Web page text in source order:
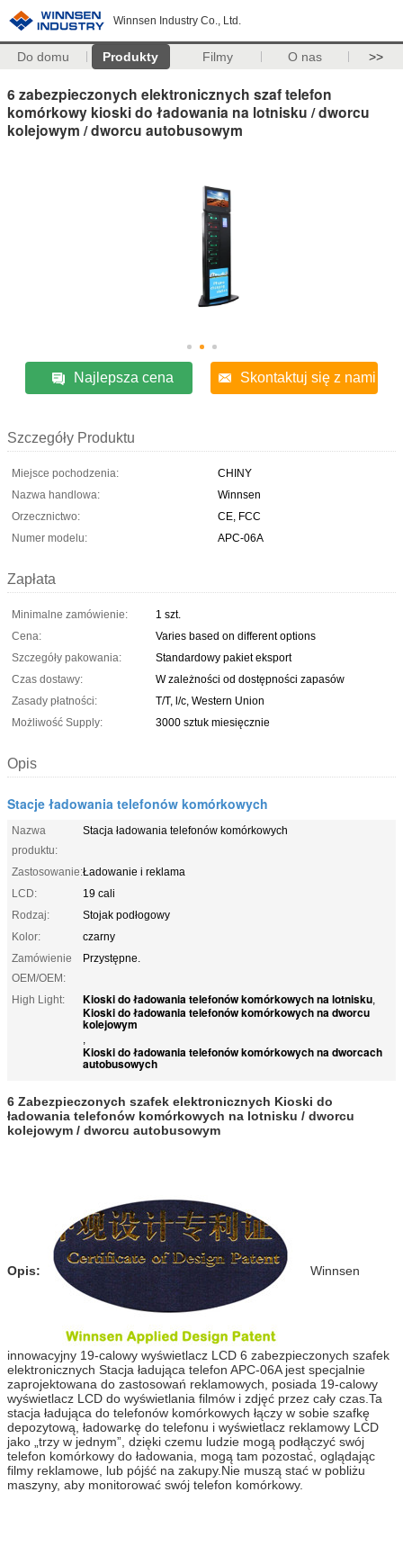
Winnsen Industry Co., Ltd.
Do domu Produkty Filmy O nas >>
6 zabezpieczonych elektronicznych szaf telefon
komórkowy kioski do ładowania na lotnisku / dworcu
kolejowym / dworcu autobusowym
Najlepsza cena Skontaktuj się z nami
Szczegóły Produktu
Miejsce pochodzenia:
CHINY
Nazwa handlowa:
Winnsen
Orzecznictwo:
CE, FCC
Numer modelu:
APC-06A
Zapłata
Minimalne zamówienie:
1 szt.
Cena:
Varies based on different options
Szczegóły pakowania:
Standardowy pakiet eksport
Czas dostawy:
W zależności od dostępności zapasów
Zasady płatności:
T/T, l/c, Western Union
Możliwość Supply:
3000 sztuk miesięcznie
Opis
Stacje ładowania telefonów komórkowych
Nazwa
produktu:
Stacja ładowania telefonów komórkowych
Zastosowanie:Ładowanie i reklama
LCD:
19 cali
Rodzaj:
Stojak podłogowy
Kolor:
czarny
Zamówienie
OEM/OEM:
Przystępne.
High Light: Kioski do ładowania telefonów komórkowych na lotnisku,
Kioski do ładowania telefonów komórkowych na dworcu
kolejowym
,
Kioski do ładowania telefonów komórkowych na dworcach
autobusowych
6 Zabezpieczonych szafek elektronicznych Kioski do
ładowania telefonów komórkowych na lotnisku / dworcu
kolejowym / dworcu autobusowym
Opis: Winnsen
innowacyjny 19-calowy wyświetlacz LCD 6 zabezpieczonych szafek
elektronicznych Stacja ładująca telefon APC-06A jest specjalnie
zaprojektowana do zastosowań reklamowych, posiada 19-calowy
wyświetlacz LCD do wyświetlania filmów i zdjęć przez cały czas.Ta
stacja ładująca do telefonów komórkowych łączy w sobie szafkę
depozytową, ładowarkę do telefonu i wyświetlacz reklamowy LCD
jako „trzy w jednym”, dzięki czemu ludzie mogą podłączyć swój
telefon komórkowy do ładowania, mogą tam pozostać, oglądając
filmy reklamowe, lub pójść na zakupy.Nie muszą stać w pobliżu
maszyny, aby monitorować swój telefon komórkowy.